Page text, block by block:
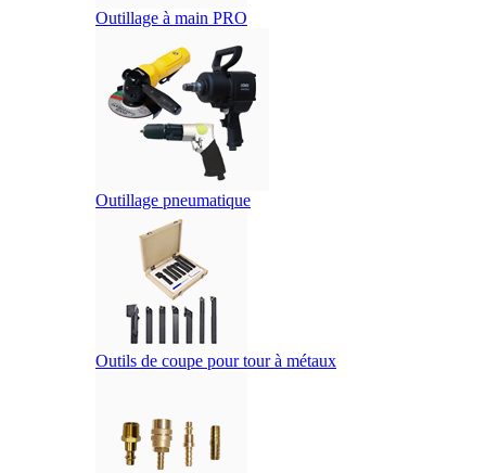
Outillage à main PRO
Outillage pneumatique
Outils de coupe pour tour à métaux